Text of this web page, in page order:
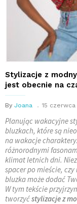
Stylizacje z
jest obecnie na
By Joana 15 czerwca
Planując wakacyjne
bluzkach, które są
na wakacje
różnorodnymi
klimat letnich dni.
spacer po mieście,
bluzka może dodać
W tym tekście
tworzyćstylizacje z